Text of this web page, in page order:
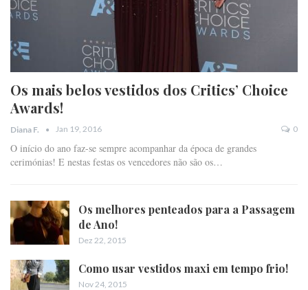
Os mais belos vestidos dos Critics’ Choice
Awards!
Diana F. Jan 19, 2016 0
O início do ano faz-se sempre acompanhar da época de grandes
cerimónias! E nestas festas os vencedores não são os…
Os melhores penteados para a Passagem
de Ano!
Dez 22, 2015
Como usar vestidos maxi em tempo frio!
Nov 24, 2015